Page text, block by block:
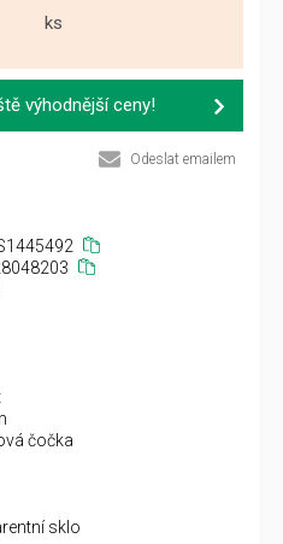
ks
výhodnější ceny!
Odeslat emailem
čočka
sklo